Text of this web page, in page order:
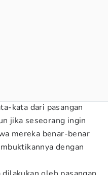
kata dari pasangan
jika seseorang ingin
mereka benar-benar
dengan